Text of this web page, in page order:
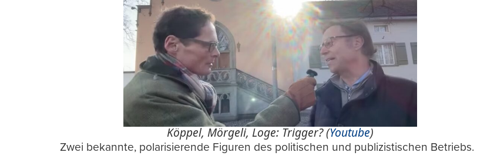
Köppel, Mörgeli, Loge: Trigger? (Youtube)
Zwei bekannte, polarisierende Figuren des politischen und publizistischen Betriebs.